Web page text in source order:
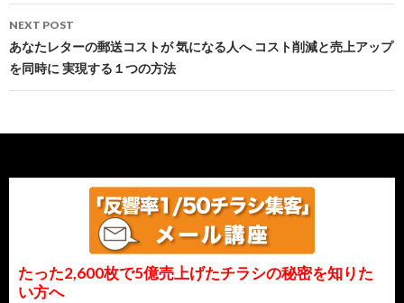
NEXT POST
あなたレターの郵送コストが 気になる人へ コスト削減と売上アップ
を同時に 実現する１つの方法
たった2,600枚で5億売上げたチラシの秘密を知りた
い方へ